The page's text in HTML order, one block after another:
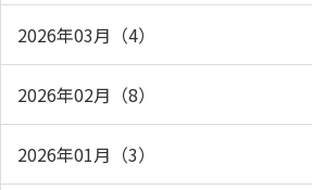
2026年03月（4）
2026年02月（8）
2026年01月（3）